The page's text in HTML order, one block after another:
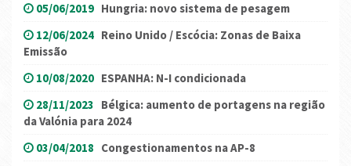
05/06/2019 Hungria: novo sistema de pesagem
12/06/2024 Reino Unido / Escócia: Zonas de Baixa
Emissão
10/08/2020 ESPANHA: N-I condicionada
28/11/2023 Bélgica: aumento de portagens na região
da Valónia para 2024
03/04/2018 Congestionamentos na AP-8